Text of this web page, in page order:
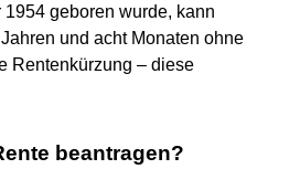
1954 geboren wurde, kann
und acht Monaten ohne
Rentenkürzung – diese
beantragen?